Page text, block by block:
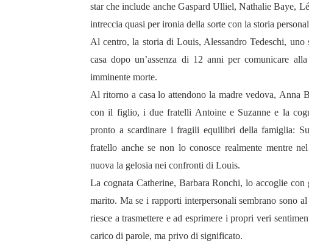
star che include anche Gaspard Ulliel, Nathalie Baye, Lé
intreccia quasi per ironia della sorte con la storia
Al centro, la storia di Louis, AlessandroTedeschi, uno
casa dopo un’assenza di 12 anni per comunicare
imminente morte.
Al ritorno a casa lo attendono la madre vedova, Anna
con il figlio, i due fratelli Antoine e Suzanne e la
pronto a scardinare i fragili equilibri della famiglia:
fratello anche se non lo conosce realmente mentre
nuova la gelosia nei confronti di Louis.
La cognata Catherine, BarbaraRonchi, lo accoglie con
marito. Ma se i rapporti interpersonali sembrano sono
riesce a trasmettere e ad esprimere i propri veri
carico di parole, ma privo di significato.